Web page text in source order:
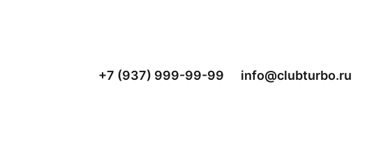
+7 (937) 999-99-99 info@clubturbo.ru